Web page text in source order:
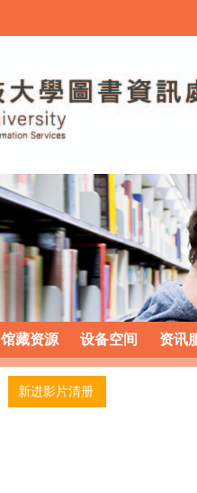
馆藏资源 设备空间 资讯
新进影片清册